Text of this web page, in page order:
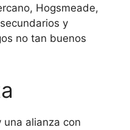
Hogsmeade,
y
no tan buenos
alianza con